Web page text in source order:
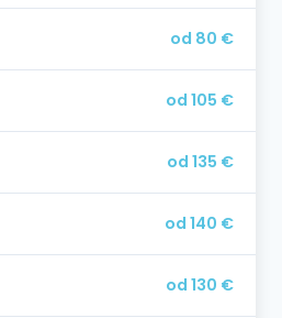
od 80 €
od 105 €
od 135 €
od 140 €
od 130 €